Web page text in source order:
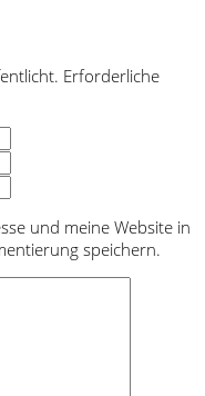
Erforderliche
und meine Website in
speichern.